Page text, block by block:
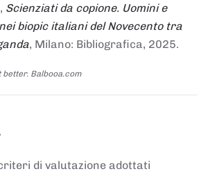
, Scienziati da copione. Uomini e
biopic italiani del Novecento tra
, Milano: Bibliografica, 2025.
Balbooa.com
di valutazione adottati